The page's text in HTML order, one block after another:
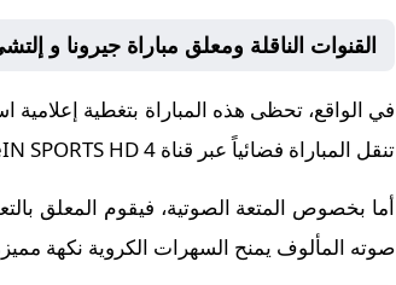
القنوات الناقلة ومعلق مباراة جيرونا و
في الواقع، تحظى هذه المباراة بتغطية
تنقل المباراة فضائياً عبر قناة SPORTS HD 4
أما بخصوص المتعة الصوتية، فيقوم المعلق
صوته المألوف يمنح السهرات الكروية نكهة